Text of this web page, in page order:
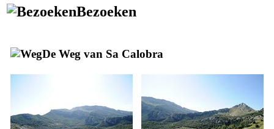
Bezoeken
De Weg van Sa Calobra